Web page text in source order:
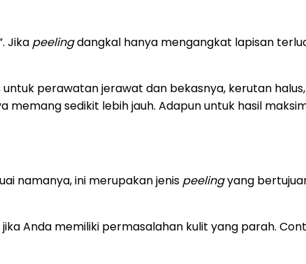
Jika peelingdangkal hanya mengangkat lapisan
perawatan jerawat dan bekasnya, kerutan
sedikit lebih jauh. Adapun untuk hasil
namanya, ini merupakan jenis peelingyang
Anda memiliki permasalahan kulit yang parah.